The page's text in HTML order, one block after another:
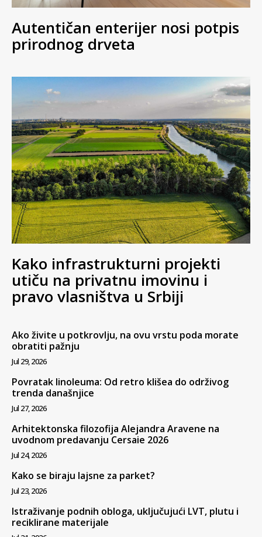
Autentičan enterijer nosi potpis
prirodnog drveta
Kako infrastrukturni projekti
utiču na privatnu imovinu i
pravo vlasništva u Srbiji
Ako živite u potkrovlju, na ovu vrstu poda morate
obratiti pažnju
Jul 29, 2026
Povratak linoleuma: Od retro klišea do održivog
trenda današnjice
Jul 27, 2026
Arhitektonska filozofija Alejandra Aravene na
uvodnom predavanju Cersaie 2026
Jul 24, 2026
Kako se biraju lajsne za parket?
Jul 23, 2026
Istraživanje podnih obloga, uključujući LVT, plutu i
reciklirane materijale